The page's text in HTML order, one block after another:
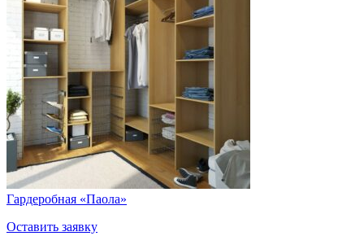
Гардеробная «Паола»
Оставить заявку